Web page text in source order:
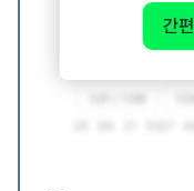
간